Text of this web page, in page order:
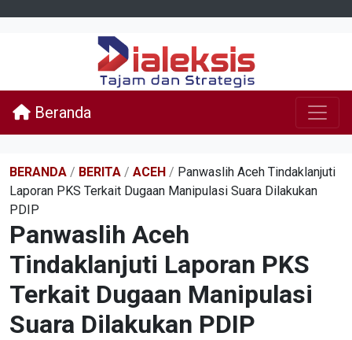
Beranda
BERANDA / BERITA / ACEH / Panwaslih Aceh Tindaklanjuti
Laporan PKS Terkait Dugaan Manipulasi Suara Dilakukan
PDIP
Panwaslih Aceh
Tindaklanjuti Laporan PKS
Terkait Dugaan Manipulasi
Suara Dilakukan PDIP